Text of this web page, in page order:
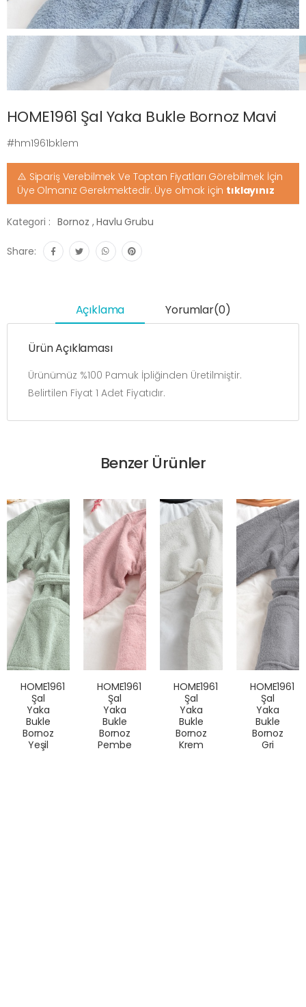
HOME1961 Şal Yaka Bukle Bornoz Mavi
#hm1961bklem
Sipariş Verebilmek Ve Toptan Fiyatları Görebilmek İçin
Üye Olmanız Gerekmektedir. Üye olmak için tıklayınız
Kategori : Bornoz ,Havlu Grubu
Share:
Açıklama Yorumlar(0)
Ürün Açıklaması
Ürünümüz %100 Pamuk İpliğinden Üretilmiştir.
Belirtilen Fiyat 1 Adet Fiyatıdır.
Benzer Ürünler
HOME1961
Şal
Yaka
Bukle
Bornoz
Yeşil
HOME1961
Şal
Yaka
Bukle
Bornoz
Pembe
HOME1961
Şal
Yaka
Bukle
Bornoz
Krem
HOME1961
Şal
Yaka
Bukle
Bornoz
Gri